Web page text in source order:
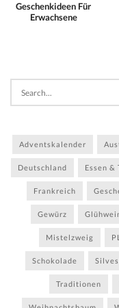
Geschenkideen Für
Erwachsene
Adventskalender
Deutschland Essen &
Frankreich
Gewürz
Mistelzweig
Schokolade
Traditionen